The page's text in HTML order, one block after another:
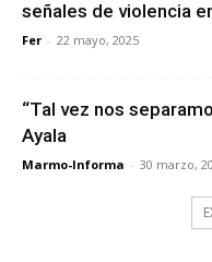
señales de violencia
Fer - 22 mayo, 2025
“Tal vez nos
Ayala
Marmo-Informa - 30 marzo,